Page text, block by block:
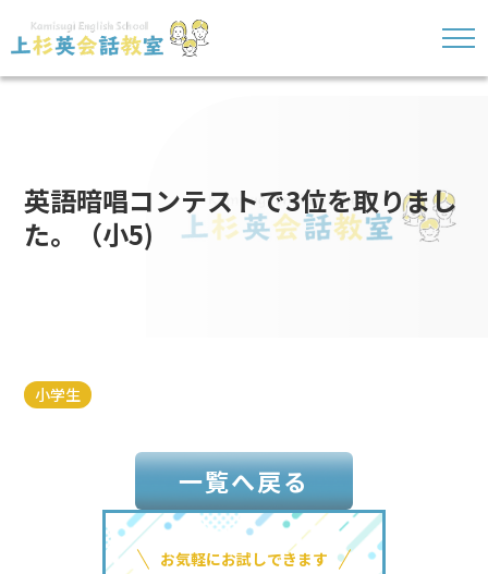
英語暗唱コンテストで3位を取りまし
た。（小5)
お気軽にお試しできます
小学生
一覧へ戻る